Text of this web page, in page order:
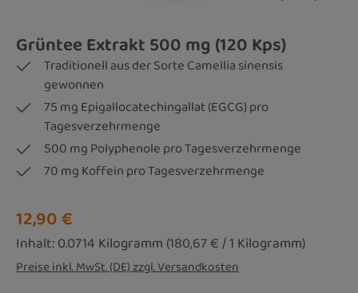
Grüntee Extrakt 500 mg (120 Kps)
Traditionell aus der Sorte Camellia sinensis
gewonnen
75 mg Epigallocatechingallat (EGCG) pro
Tagesverzehrmenge
500 mg Polyphenole pro Tagesverzehrmenge
70 mg Koffein pro Tagesverzehrmenge
Regulärer Preis:
12,90 €
Inhalt:0.0714 Kilogramm (180,67 € / 1 Kilogramm)
Preise inkl. MwSt. (DE) zzgl. Versandkosten